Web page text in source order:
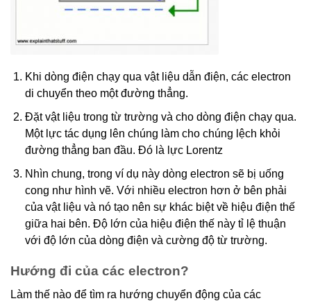
Khi dòng điện chạy qua vật liệu dẫn điện, các electron
di chuyển theo một đường thẳng.
Đặt vật liệu trong từ trường và cho dòng điện chạy qua.
Một lực tác dụng lên chúng làm cho chúng lệch khỏi
đường thẳng ban đầu. Đó là lực Lorentz
Nhìn chung, trong ví dụ này dòng electron sẽ bị uống
cong như hình vẽ. Với nhiều electron hơn ở bên phải
của vật liệu và nó tạo nên sự khác biệt về hiệu điện thế
giữa hai bên. Độ lớn của hiệu điện thế này tỉ lệ thuận
với độ lớn của dòng điện và cường độ từ trường.
Hướng đi của các electron?
Làm thế nào để tìm ra hướng chuyển động của các